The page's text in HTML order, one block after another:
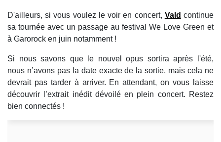
D'ailleurs, si vous voulez le voir en concert, Vald continue
sa tournée avec un passage au festival We Love Green et
à Garorock en juin notamment !
Si nous savons que le nouvel opus sortira après l'été,
nous n’avons pas la date exacte de la sortie, mais cela ne
devrait pas tarder à arriver. En attendant, on vous laisse
découvrir l’extrait inédit dévoilé en plein concert. Restez
bien connectés !